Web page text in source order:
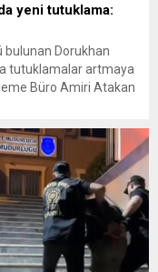
yeni tutuklama:
bulunan Dorukhan
tutuklamalar artmaya
Büro Amiri Atakan
açılan
olarak dönemin...